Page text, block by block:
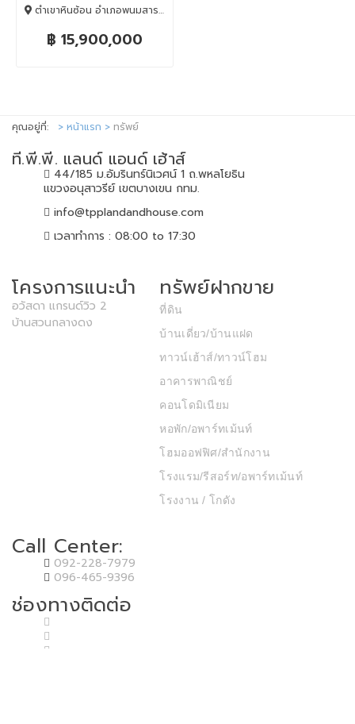
ตำเขาหินซ้อน อำเภอพนมสารคาม, พนมสารคาม, Chachoengsao, 24120
฿ 15,900,000
คุณอยู่ที่: หน้าแรก ทรัพย์
ที.พี.พี. แลนด์ แอนด์ เฮ้าส์
44/185 ม.อัมรินทร์นิเวศน์ 1 ถ.พหลโยธิน
แขวงอนุสาวรีย์ เขตบางเขน กทม.
info@tpplandandhouse.com
เวลาทำการ : 08:00 to 17:30
โครงการแนะนำ
อวัสดา แกรนด์วิว 2
บ้านสวนกลางดง
ทรัพย์ฝากขาย
ที่ดิน
บ้านเดี่ยว/บ้านแฝด
ทาวน์เฮ้าส์/ทาวน์โฮม
อาคารพาณิชย์
คอนโดมิเนียม
หอพัก/อพาร์ทเม้นท์
โฮมออฟฟิศ/สำนักงาน
โรงแรม/รีสอร์ท/อพาร์ทเม้นท์
โรงงาน / โกดัง
Call Center:
092-228-7979
096-465-9396
ช่องทางติดต่อ